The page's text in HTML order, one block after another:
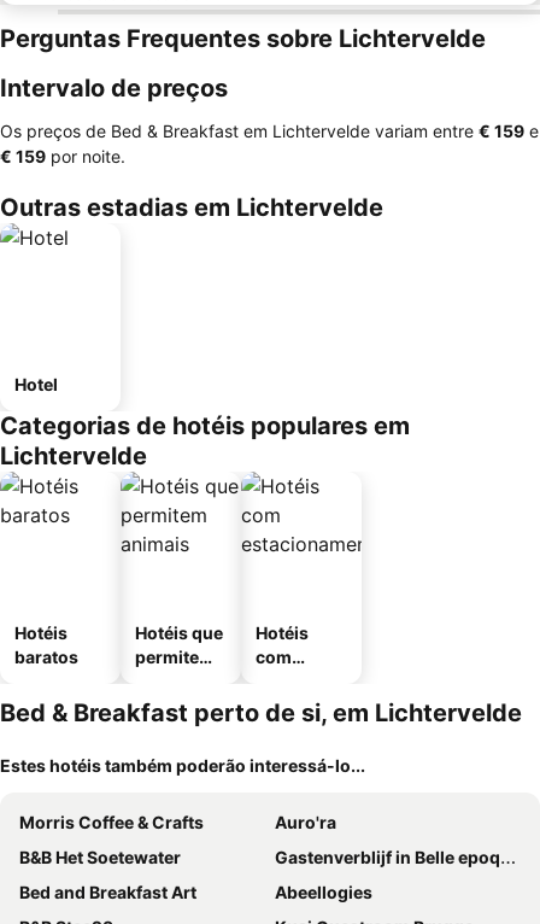
Perguntas Frequentes sobre Lichtervelde
Intervalo de preços
Os preços de Bed & Breakfast em Lichtervelde variam entre ‎€ 159 e
‎€ 159 por noite.
Outras estadias em Lichtervelde
Hotel
Categorias de hotéis populares em
Lichtervelde
Hotéis
baratos
Hotéis que
permitem
Hotéis
com
mento
Bed & Breakfast perto de si, em Lichtervelde
Estes hotéis também poderão interessá-lo...
Morris Coffee & Crafts
Auro'ra
B&B Het Soetewater
Gastenverblijf in Belle epoque woning
Bed and Breakfast Art
Abeellogies